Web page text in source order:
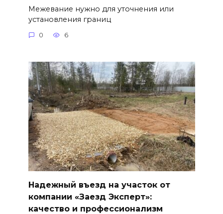
Межевание нужно для уточнения или
установления границ
0 6
Надежный въезд на участок от
компании «Заезд Эксперт»:
качество и профессионализм